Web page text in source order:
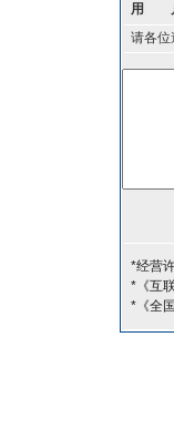
用
请各位
*经营
*《互
*《全